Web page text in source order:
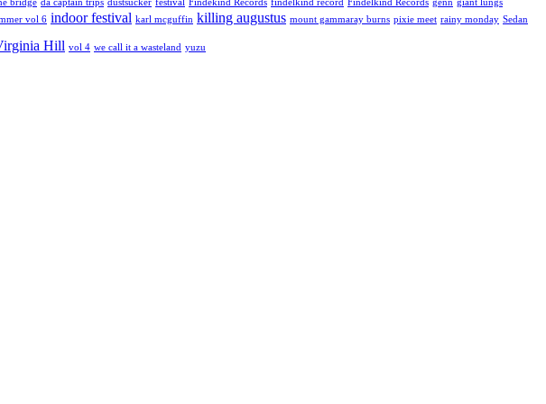
bridge da captain trips dustsucker festival Findekind Records findelkind record Findelkind Records genn giant lungs
vol 6 indoor festival karl mcguffin killing augustus mount gammaray burns pixie meet rainy monday Sedan
Hill vol 4 we call it a wasteland yuzu